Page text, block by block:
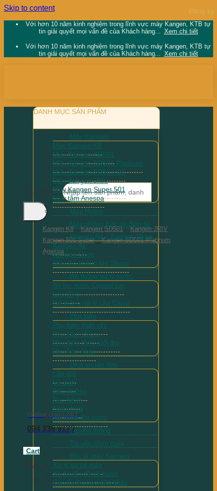
Skip to content
Với hơn 10 năm kinh nghiệm trong lĩnh vực máy Kangen, KTB tự
tin giải quyết mọi vấn đề của Khách hàng... Xem chi tiết
Với hơn 10 năm kinh nghiệm trong lĩnh vực máy Kangen, KTB tự
tin giải quyết mọi vấn đề của Khách hàng... Xem chi tiết
Search for:
Kangen K8 Kangen SD501
Kangen JRIV
Kangen 501 Super
Kangen SD501 Platinum
Anespa
Hotline (zalo) 24/7
094 338 9179
Cart
Cart
DANH MỤC SẢN PHẨM
Máy Kangen
Máy Kangen K8
Máy Kangen SD501
Máy Kangen SD501 Platinum
Máy Kangen SD501 DX
Máy Kangen JRIV
Máy Kangen Super 501
Máy tắm Anespa
Máy Hydro
Máy chống bức xạ điện từ
Kangen Air – Kangen Ukon
Kangen Air
Kangen Ukon
Máy lọc không khí Sharp
Hệ thống xử lý nước
Bộ lọc nước Crystal ion
Lọc tổng
Hệ thống xử lý cặn Canxi
Phụ kiện
Phụ kiện thiết yếu
Phụ kiện tối ưu
Phụ kiện tăng tuổi thọ
Phụ kiện khác
Dịch vụ tận tâm
Lắp đặt
Vệ sinh
Bảo dưỡng
Bảo hành
Sửa chữa
Xử lý nguồn nước
Truyền thông
Tư vấn chọn máy
Bác sĩ máy Kangen
Xử lý sự cố máy
Xử lý vấn đề về nước
Các lỗi thường gặp khác